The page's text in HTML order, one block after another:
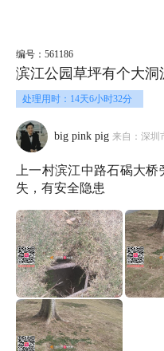
编号：561186
滨江公园草坪有个大洞
处理用时：14天6小时32分
big pink pig 来自：深圳
上一村滨江中路石碣大
失，有安全隐患